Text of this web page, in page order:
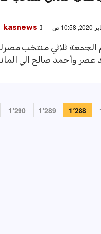
kasnews
الجمعة ثلاثي منتخب
عصر وأحمد صالح الي
1٬288 1٬289 1٬290